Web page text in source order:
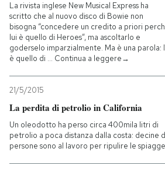
La rivista inglese New Musical Express ha
scritto che al nuovo disco di Bowie non
bisogna “concedere un credito a priori
lui è quello di Heroes”, ma ascoltarlo e
goderselo imparzialmente. Ma è una parola:
è quello di … Continua a leggere→
21/5/2015
La perdita di petrolio in California
Un oleodotto ha perso circa 400mila litri di
petrolio a poca distanza dalla costa: decine
persone sono al lavoro per ripulire le spiagge